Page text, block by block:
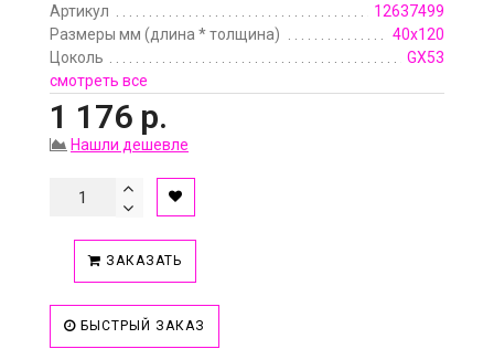
Артикул
12637499
Размеры мм (длина * толщина)
40х120
Цоколь
GX53
смотреть все
1 176 р.
Нашли дешевле
ЗАКАЗАТЬ
БЫСТРЫЙ ЗАКАЗ